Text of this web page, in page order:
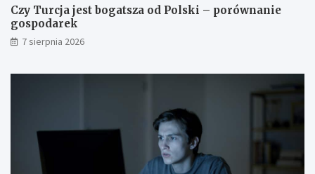
Czy Turcja jest bogatsza od Polski – porównanie
gospodarek
7 sierpnia 2026